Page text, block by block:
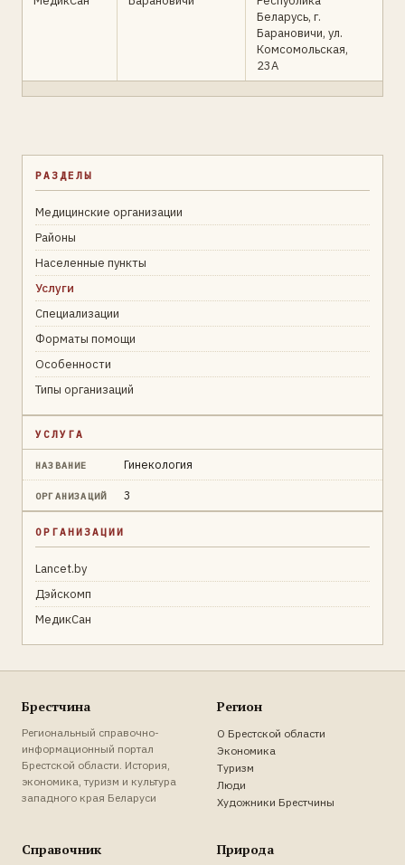
Беларусь, г.
Барановичи, ул.
Комсомольская,
23А
РАЗДЕЛЫ
Медицинские организации
Районы
Населенные пункты
Услуги
Специализации
Форматы помощи
Особенности
Типы организаций
УСЛУГА
НАЗВАНИЕ Гинекология
ОРГАНИЗАЦИЙ 3
ОРГАНИЗАЦИИ
Lancet.by
Дэйскомп
МедикСан
Брестчина
Региональный справочно-
информационный портал
Брестской области. История,
экономика, туризм и культура
западного края Беларуси
Регион
О Брестской области
Экономика
Туризм
Люди
Художники Брестчины
Справочник Природа